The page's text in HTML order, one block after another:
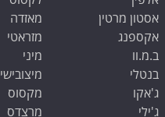
אסטון מרטין
אקספנג
ב.מ.וו
בנטלי
ג'אקו
ג'ילי
מאזדה
מזראטי
מיני
מיצובישי
מקסוס
מרצדס